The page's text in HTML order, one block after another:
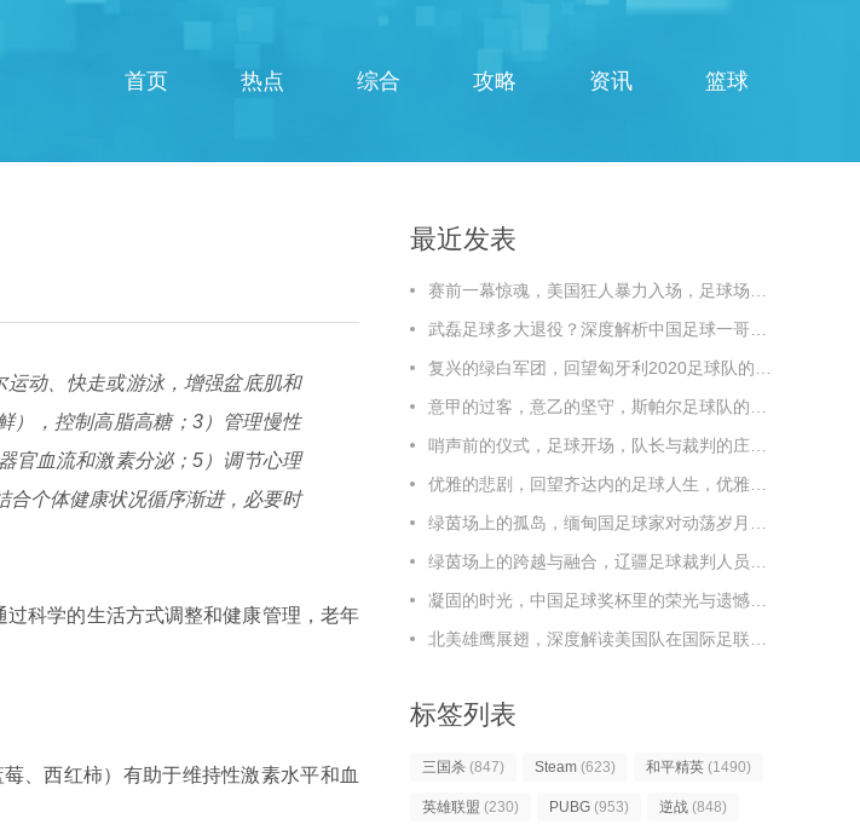
首页 热点 综合 攻略 资讯 篮球
动、快走或游泳，增强盆底肌和
），控制高脂高糖；3）管理慢性
官血流和激素分泌；5）调节心理
合个体健康状况循序渐进，必要时
科学的生活方式调整和健康管理，老年
、西红柿）有助于维持性激素水平和血
最近发表
赛前一幕惊魂，美国狂人暴力入场，足球场秒变闹市，赛前惊魂！美国狂人暴力入场，足球场秒变闹市
武磊足球多大退役？深度解析中国足球一哥的职业生涯终点线，武磊多大退役？深度解析中国足球一哥的职业生涯终点线
复兴的绿白军团，回望匈牙利2020足球队的辉煌与传承
意甲的过客，意乙的坚守，斯帕尔足球队的悲情与荣光，斯帕尔，意甲过客，意乙坚守，悲情与荣光
哨声前的仪式，足球开场，队长与裁判的庄重时刻
优雅的悲剧，回望齐达内的足球人生，优雅的悲剧，回望齐达内的足球人生
绿茵场上的孤岛，缅甸国足球家对动荡岁月的静默坚守
绿茵场上的跨越与融合，辽疆足球裁判人员的协作之路，辽疆足球裁判，跨越与融合的协作之路
凝固的时光，中国足球奖杯里的荣光与遗憾，凝固时光，中国足球奖杯里的荣光与遗憾
北美雄鹰展翅，深度解读美国队在国际足联足球排名榜上的新篇章
标签列表
三国杀 (847) Steam (623) 和平精英 (1490)
英雄联盟 (230) PUBG (953) 逆战 (848)